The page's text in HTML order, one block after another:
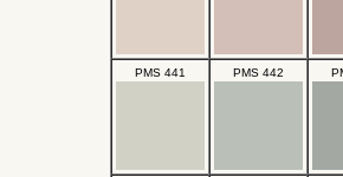
PMS 441 PMS 442